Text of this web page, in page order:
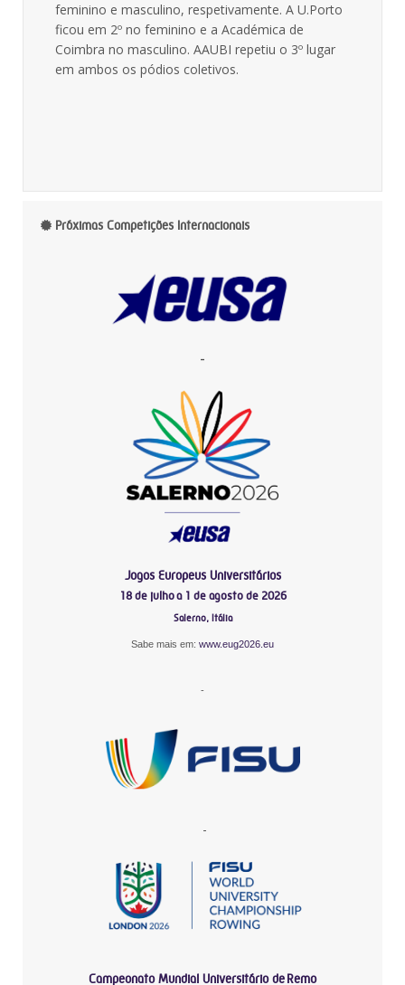
feminino e masculino, respetivamente. A U.Porto
ficou em 2º no feminino e a Académica de
Coimbra no masculino. AAUBI repetiu o 3º lugar
em ambos os pódios coletivos.
Próximas Competições Internacionais
-
Jogos Europeus Universitários
18 de julho a 1 de agosto de 2026
Salerno, Itália
Sabe mais em: www.eug2026.eu
-
-
Campeonato Mundial Universitário de Remo